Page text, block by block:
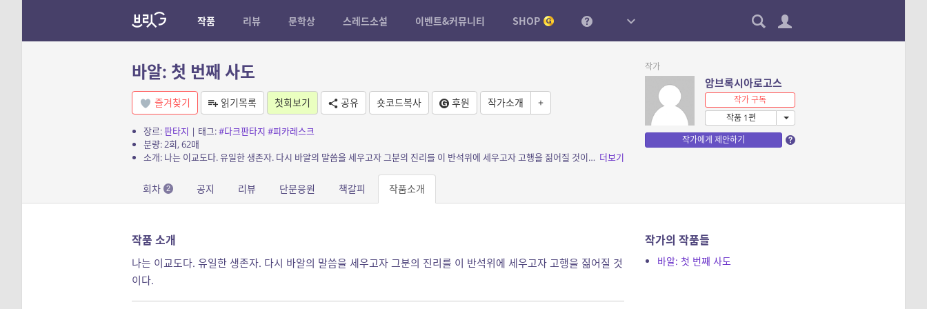
작품 리뷰 문학상 스레드소설 이벤트&커뮤니티 SHOP
바알: 첫 번째 사도
즐겨찾기 읽기목록 첫회보기 공유 숏코드복사 후원 작가소개 +
장르:판타지 | 태그:#다크판타지 #피카레스크
분량: 2회, 62매
소개: 나는 이교도다. 유일한 생존자. 다시 바알의 말씀을 세우고자 그분의 진리를 이 반석위에 세우고자 고행을 짊어질 것이다. 더보기
작가
암브록시아로고스
작가 구독
작품 1편
작가에게 제안하기
회차 2 공지 리뷰 단문응원 책갈피 작품소개
작품 소개
나는 이교도다. 유일한 생존자. 다시 바알의 말씀을 세우고자 그분의 진리를 이 반석위에 세우고자 고행을 짊어질 것
이다.
작가의 작품들
바알: 첫 번째 사도